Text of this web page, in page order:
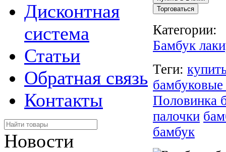
Дисконтная
система
Статьи
Обратная связь
Контакты
Новости
Торговаться
Категории:
Бамбук
Теги:
Половинка
палочки
бамбук